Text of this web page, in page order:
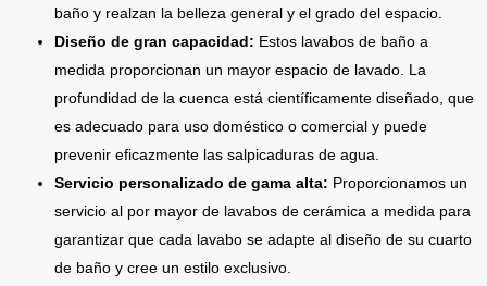
baño y realzan la belleza general y el grado del espacio.
Diseño de gran capacidad: Estos lavabos de baño a
medida proporcionan un mayor espacio de lavado. La
profundidad de la cuenca está científicamente diseñado, que
es adecuado para uso doméstico o comercial y puede
prevenir eficazmente las salpicaduras de agua.
Servicio personalizado de gama alta: Proporcionamos un
servicio al por mayor de lavabos de cerámica a medida para
garantizar que cada lavabo se adapte al diseño de su cuarto
de baño y cree un estilo exclusivo.